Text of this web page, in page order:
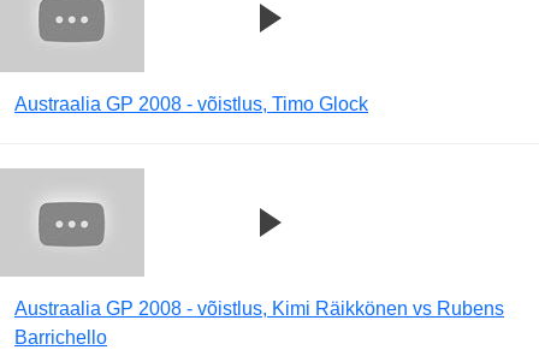
Austraalia GP 2008 - võistlus, Timo Glock
Austraalia GP 2008 - võistlus, Kimi Räikkönen vs Rubens
Barrichello